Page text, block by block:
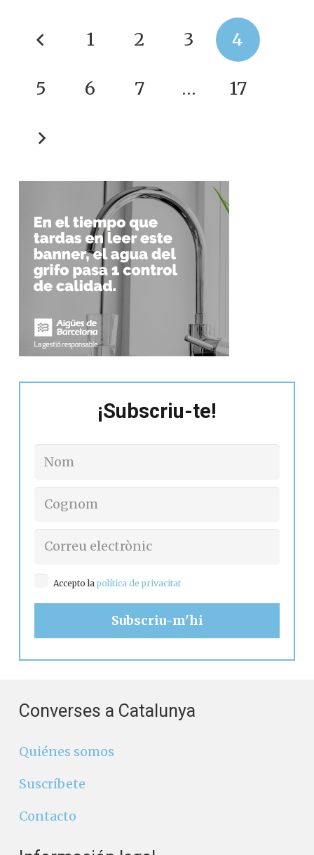
1 2 3 4
5 6 7 … 17
¡Subscriu-te!
Accepto la política de privacitat
Converses a Catalunya
Quiénes somos
Suscríbete
Contacto